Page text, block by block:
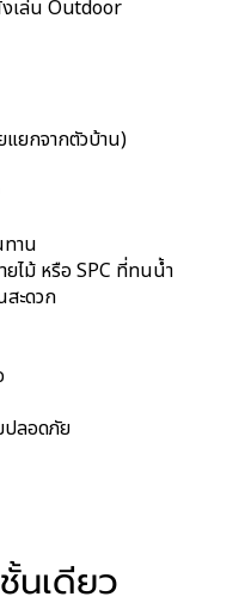
เล่น Outdoor
แยกจากตัวบ้าน)
าน
ยไม้ หรือ SPC ที่ทนน้ำ
ะดวก
ปลอดภัย
นเดียว